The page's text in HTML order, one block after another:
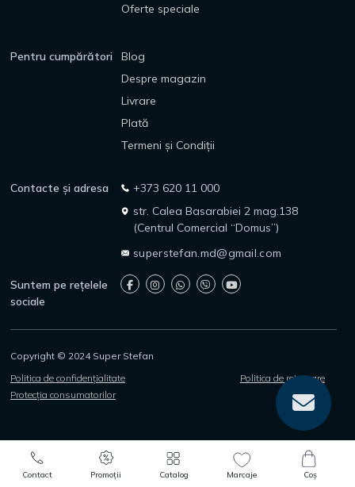
Contact Promoții Catalog Marcaje
0
Coș
Oferte speciale
Pentru cumpărători
Blog
Despre magazin
Livrare
Plată
Termeni și Condiții
Contacte și adresa
+373 620 11 000
str. Calea Basarabiei 2 mag.138
(Centrul Comercial “Domus”)
superstefan.md@gmail.com
Suntem pe rețelele
sociale
Copyright © 2024 Super Stefan
Politica de confidențialitate
Politica de returnare
Protecția consumatorilor